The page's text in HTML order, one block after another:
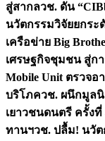
สู่สากลวช. ดัน
นวัตกรรมวิจัยยกร
เครือข่าย Big
เศรษฐกิจชุมชน สู่ก
Mobile Unit ตรวจ
บริโภควช. ผนึกมูลนิ
เยาวชนดนตรี ครั้ง
ทานฯวช. ปลื้ม! นวัต